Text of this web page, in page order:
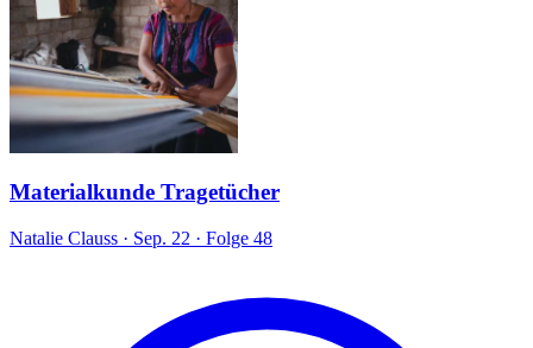
Materialkunde Tragetücher
Natalie Clauss · Sep. 22 · Folge 48